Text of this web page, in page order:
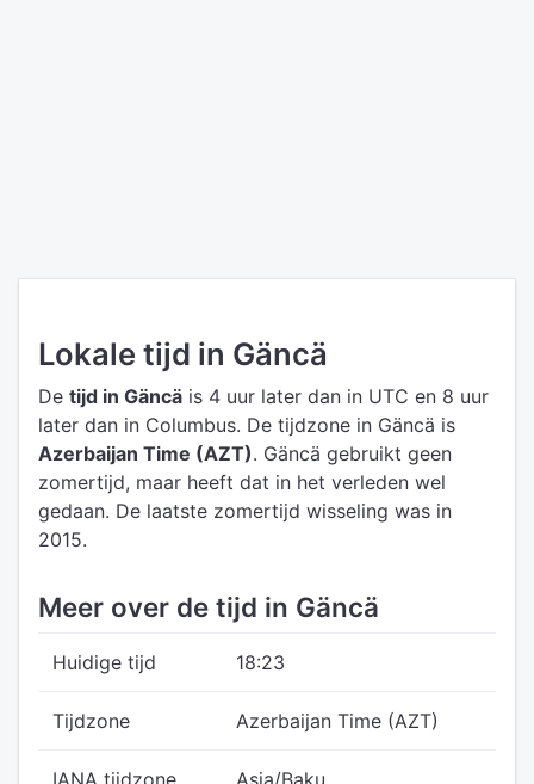
Lokale tijd in Gäncä
De tijd in Gäncä is 4 uur later dan in UTC en 8 uur
later dan in Columbus. De tijdzone in Gäncä is
Azerbaijan Time (AZT). Gäncä gebruikt geen
zomertijd, maar heeft dat in het verleden wel
gedaan. De laatste zomertijd wisseling was in
2015.
Meer over de tijd in Gäncä
Huidige tijd 18:23
Tijdzone Azerbaijan Time (AZT)
IANA tijdzone Asia/Baku